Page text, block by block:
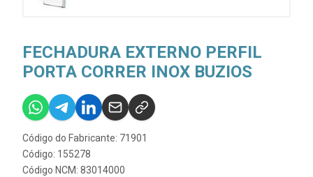
FECHADURA EXTERNO PERFIL
PORTA CORRER INOX BUZIOS
Código do Fabricante: 71901
Código: 155278
Código NCM: 83014000